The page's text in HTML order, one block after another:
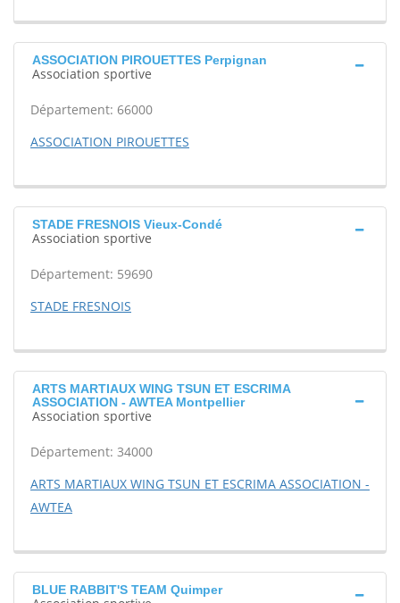
ASSOCIATION PIROUETTES Perpignan
Association sportive
Département: 66000
ASSOCIATION PIROUETTES
STADE FRESNOIS Vieux-Condé
Association sportive
Département: 59690
STADE FRESNOIS
ARTS MARTIAUX WING TSUN ET ESCRIMA
ASSOCIATION - AWTEA Montpellier
Association sportive
Département: 34000
ARTS MARTIAUX WING TSUN ET ESCRIMA ASSOCIATION -
AWTEA
BLUE RABBIT'S TEAM Quimper